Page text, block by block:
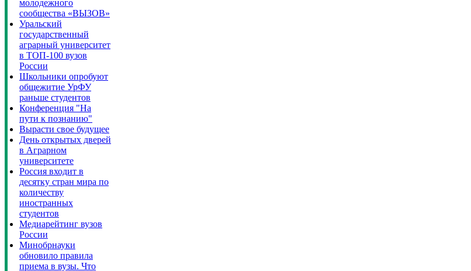
молодежного
сообщества «ВЫЗОВ»
Уральский
государственный
аграрный университет
в ТОП-100 вузов
России
Школьники опробуют
общежитие УрФУ
раньше студентов
Конференция "На
пути к познанию"
Вырасти свое будущее
День открытых дверей
в Аграрном
университете
Россия входит в
десятку стран мира по
количеству
иностранных
студентов
Медиарейтинг вузов
России
Минобрнауки
обновило правила
приема в вузы. Что